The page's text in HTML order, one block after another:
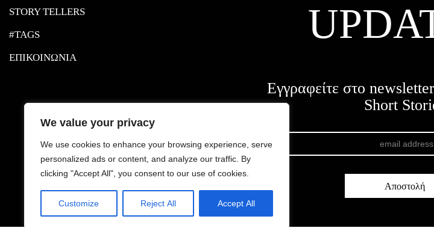
We value your privacy
We use cookies to enhance your browsing experience, serve
personalized ads or content, and analyze our traffic. By
clicking "Accept All", you consent to our use of cookies.
Customize Reject All Accept All
STORY TELLERS
#TAGS
ΕΠΙΚΟΙΝΩΝΙΑ
Εγγραφείτε στο
Short